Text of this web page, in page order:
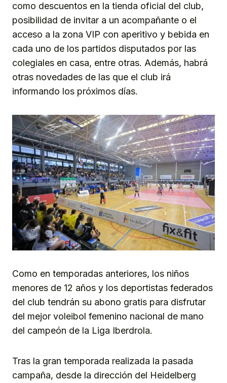
como descuentos en la tienda oficial del club,
posibilidad de invitar a un acompañante o el
acceso a la zona VIP con aperitivo y bebida en
cada uno de los partidos disputados por las
colegiales en casa, entre otras. Además, habrá
otras novedades de las que el club irá
informando los próximos días.
Como en temporadas anteriores, los niños
menores de 12 años y los deportistas federados
del club tendrán su abono gratis para disfrutar
del mejor voleibol femenino nacional de mano
del campeón de la Liga Iberdrola.
Tras la gran temporada realizada la pasada
campaña, desde la dirección del Heidelberg